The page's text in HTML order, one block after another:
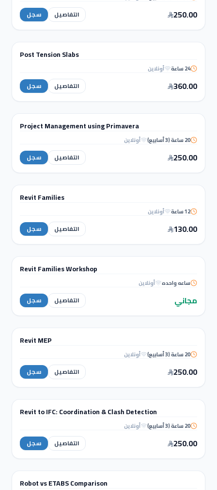
OSHA: Occupational Health &
250.00 التفاصيل سجل
Post Tension
Slabs
STRUCTURAL ANALYSIS
Post Tension Slabs
24 ساعة أونلاين
360.00 التفاصيل سجل
Project Management using
MANAGEMENT & QS
Project Management using Primavera
20 ساعة (3 أسابيع) أونلاين
250.00 التفاصيل سجل
Families
نمذجة ومعلومات البناء (BIM)
Revit Families
12 ساعة أونلاين
130.00 التفاصيل سجل
Revit Families
WORKSHOPS
Revit Families Workshop
ساعه واحده أونلاين
مجاني التفاصيل سجل
MEP
BIM & REVIT
Revit MEP
20 ساعة (3 أسابيع) أونلاين
250.00 التفاصيل سجل
Revit to IFC: Coordination & Clash
نمذجة ومعلومات البناء (BIM)
Revit to IFC: Coordination & Clash Detection
20 ساعة (3 أسابيع) أونلاين
250.00 التفاصيل سجل
WORKSHOPS
Robot vs ETABS Comparison